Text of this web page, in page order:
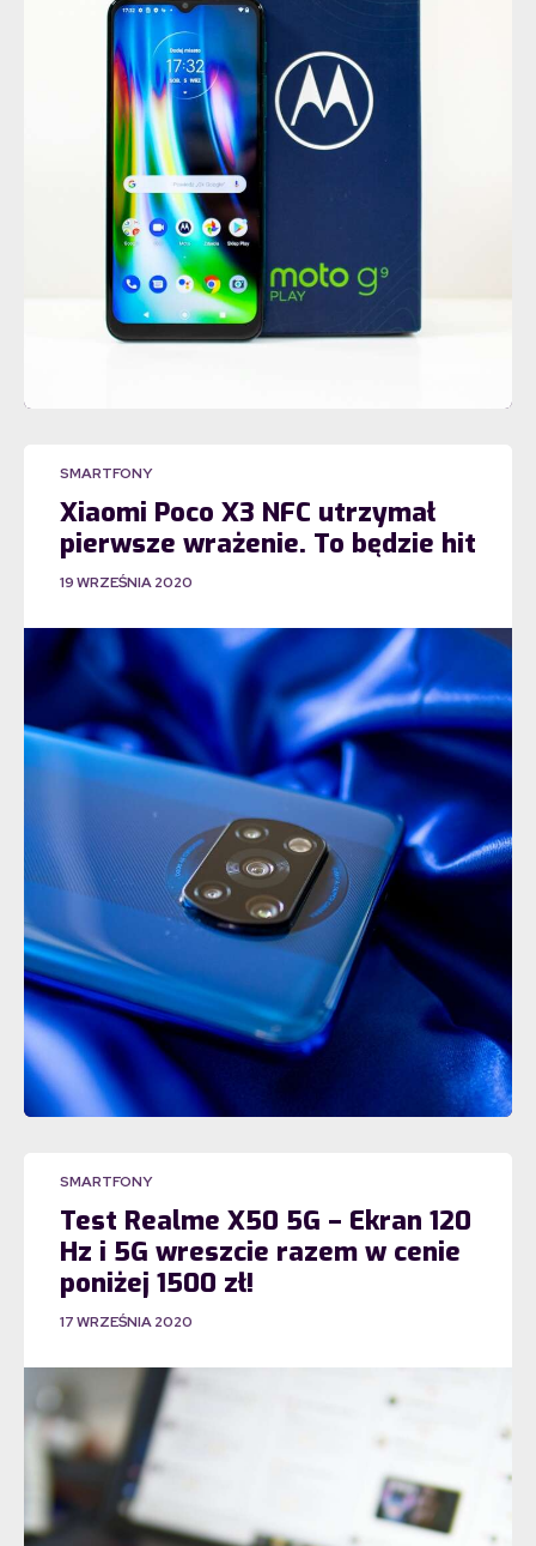
SMARTFONY
Xiaomi Poco X3 NFC utrzymał
pierwsze wrażenie. To będzie hit
19 WRZEŚNIA 2020
SMARTFONY
Test Realme X50 5G – Ekran 120
Hz i 5G wreszcie razem w cenie
poniżej 1500 zł!
17 WRZEŚNIA 2020